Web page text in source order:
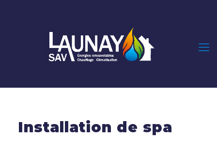
Installation de spa